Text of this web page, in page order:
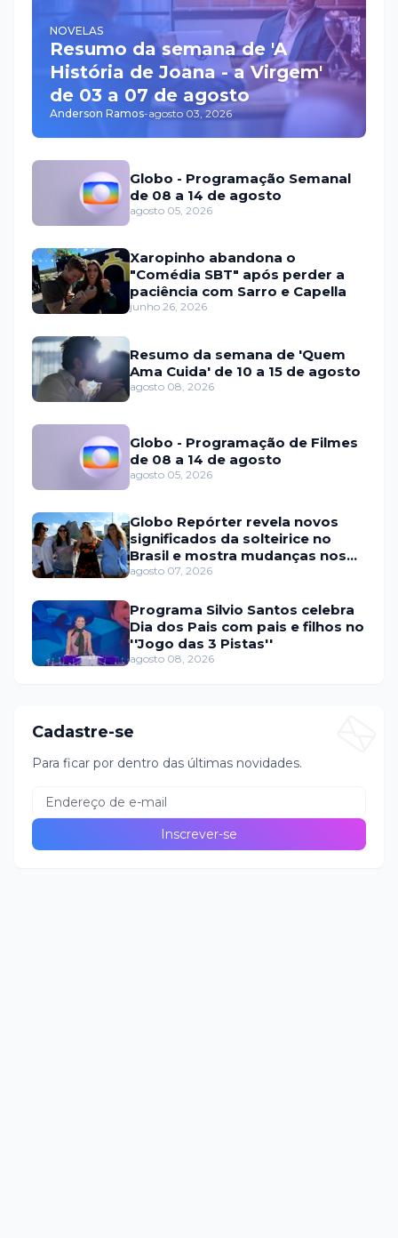
NOVELAS
Resumo da semana de 'A
História de Joana - a Virgem'
de 03 a 07 de agosto
Anderson Ramos-agosto 03, 2026
Globo - Programação Semanal
de 08 a 14 de agosto
agosto 05, 2026
Xaropinho abandona o
"Comédia SBT" após perder a
paciência com Sarro e Capella
junho 26, 2026
Resumo da semana de 'Quem
Ama Cuida' de 10 a 15 de agosto
agosto 08, 2026
Globo - Programação de Filmes
de 08 a 14 de agosto
agosto 05, 2026
Globo Repórter revela novos
significados da solteirice no
Brasil e mostra mudanças nos
relacionamentos
agosto 07, 2026
Programa Silvio Santos celebra
Dia dos Pais com pais e filhos no
''Jogo das 3 Pistas''
agosto 08, 2026
Cadastre-se
Para ficar por dentro das últimas novidades.